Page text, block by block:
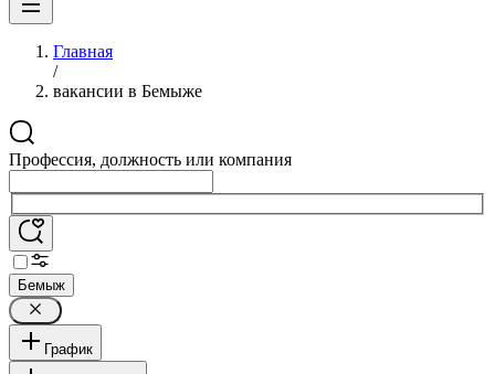
Главная
/
вакансии в Бемыже
Профессия, должность или компания
Бемыж
График